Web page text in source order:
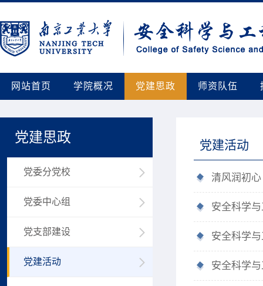
网站首页 学院概况 党建思政 师资队伍
党建思政
党委分党校
党委中心组
党支部建设
党建活动
党建活动
清风润初
安全科学
安全科学
安全科学与